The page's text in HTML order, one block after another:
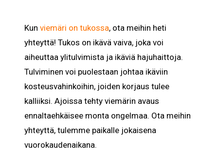
Kun viemäri on tukossa, ota meihin heti
yhteyttä! Tukos on ikävä vaiva, joka voi
aiheuttaa ylitulvimista ja ikäviä hajuhaittoja.
Tulviminen voi puolestaan johtaa ikäviin
kosteusvahinkoihin, joiden korjaus tulee
kalliiksi. Ajoissa tehty viemärin avaus
ennaltaehkäisee monta ongelmaa. Ota meihin
yhteyttä, tulemme paikalle jokaisena
vuorokaudenaikana.